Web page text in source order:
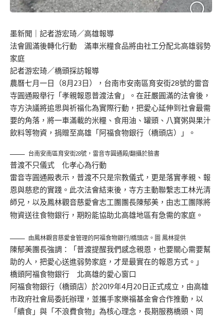
墨新聞
｜記者游宏琦／高雄報導
法會圓滿後轉化行動 滿車米糧食品將由社工分配北高雄弱勢
家庭
記者游宏琦／橋頭採訪報導
農曆七月一日（8月23日），台南市安南區育安街28號的雷音
寺圓通殿舉行「孝親報恩普渡法會」。在莊嚴圓滿的法會後，
寺方決議將追思與祈福化為實際行動，把愛心延伸到社會最需
要的角落，將一車滿載的米糧、食用油、罐頭、八寶粥與果汁
飲料等物資，捐贈至高雄「阿福食物銀行（橋頭店）」。
台南安南區育安街28號，雷音寺圓通殿/翻攝於臉書
普渡不只儀式 化孝心為行動
雷音寺圓通殿表示，普渡不只是宗教儀式，更是落實孝親、報
恩與慈悲的實踐。此次法會結束後，寺方主動聯繫志工林光清
師兄，以及鳳林觀音慈愛會志工團團長陳郁美，由志工團隊將
物資送往食物銀行，期盼能協助北高雄地區有急需的家庭。
由鳳林觀音慈愛會管理的阿福食物銀行/橋頭店。圖 鳳林提供
陳郁美團長強調：「普渡提醒我們感念親恩，也要關心需要幫
助的人，把愛心送進弱勢家庭，才是最實在的報恩方式。」
橋頭阿福食物銀行 北高雄的愛心窗口
阿福食物銀行（橋頭店）於2019年4月20日正式成立，由高雄
市政府社會局委託辦理，並攜手家樂福基金會合作推動，以
「續食」與「不浪費食物」為核心理念，長期服務橋頭、岡